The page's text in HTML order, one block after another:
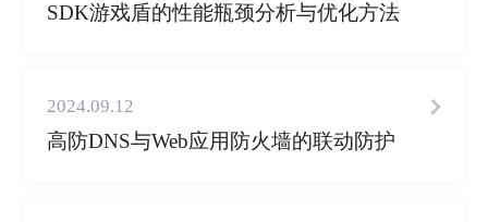
SDK游戏盾的性能瓶颈分析与优化方法
2024.09.12
高防DNS与Web应用防火墙的联动防护